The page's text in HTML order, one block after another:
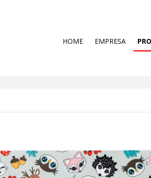
HOME EMPRESA